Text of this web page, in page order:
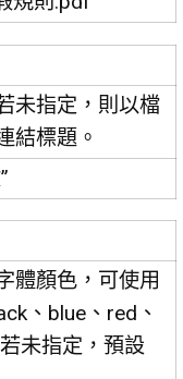
未指定，則以檔
結標題。
體顏色，可使用
、blue、red、
未指定，預設